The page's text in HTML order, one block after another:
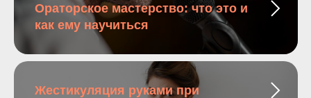
Ораторское мастерство: что это и
как ему научиться
Жестикуляция руками при